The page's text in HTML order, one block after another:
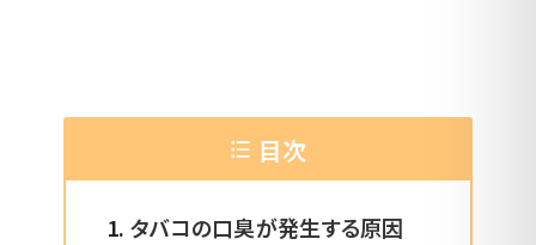
目次
タバコの口臭が発生する原因